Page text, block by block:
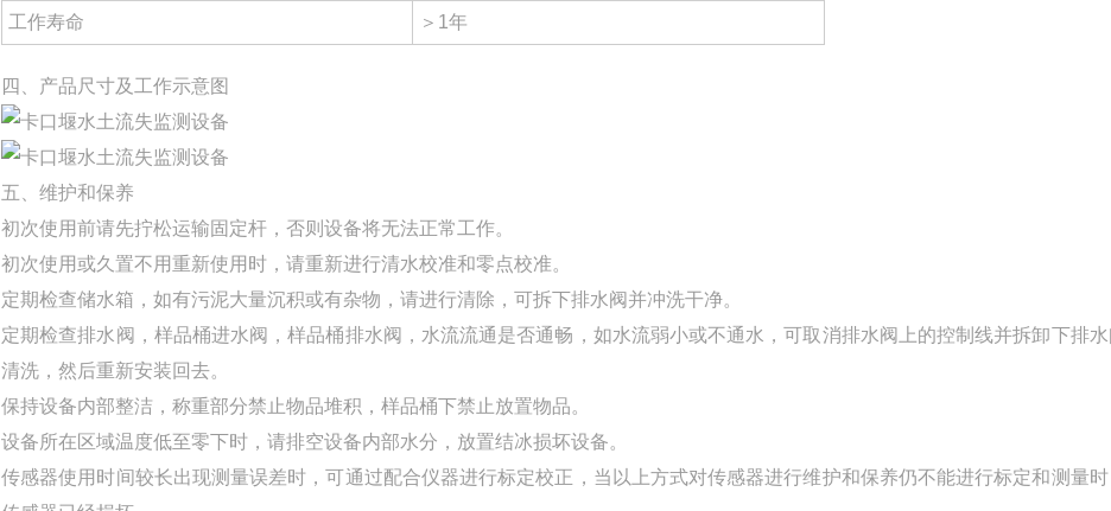
工作寿命 ＞1年
四、产品尺寸及工作示意图
五、维护和保养
初次使用前请先拧松运输固定杆，否则设备将无法正常工作。
初次使用或久置不用重新使用时，请重新进行清水校准和零点校准。
定期检查储水箱，如有污泥大量沉积或有杂物，请进行清除，可拆下排水阀并冲洗干净。
定期检查排水阀，样品桶进水阀，样品桶排水阀，水流流通是否通畅，如水流弱小或不通水，可取消排水阀上的控制线并拆卸下排
清洗，然后重新安装回去。
保持设备内部整洁，称重部分禁止物品堆积，样品桶下禁止放置物品。
设备所在区域温度低至零下时，请排空设备内部水分，放置结冰损坏设备。
传感器使用时间较长出现测量误差时，可通过配合仪器进行标定校正，当以上方式对传感器进行维护和保养仍不能进行标定和测量